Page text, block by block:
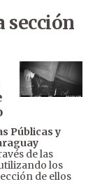
sección
Públicas y
de las
los
de ellos